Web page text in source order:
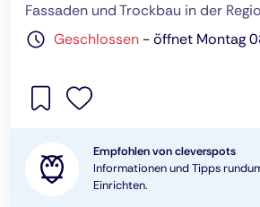
Fassaden und Trockbau in der
Geschlossen -öffnet Montag
Empfohlen von cleverspots
Informationen und Tipps
Einrichten.